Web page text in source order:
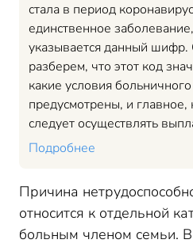
стала в период
единственное
указывается данный шифр.
разберем, что этот код
какие условия
предусмотрены, и главное,
следует осуществлять
Подробнее
Причина
относится к отдельной
больным членом семьи. В